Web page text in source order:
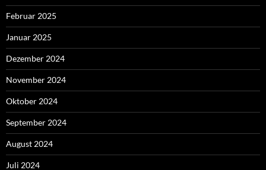
Februar 2025
Januar 2025
Dezember 2024
November 2024
Oktober 2024
September 2024
August 2024
Juli 2024